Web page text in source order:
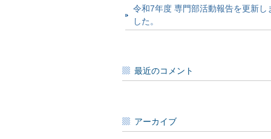
令和7年度 専門部活動報告を更新し
した。
最近のコメント
アーカイブ